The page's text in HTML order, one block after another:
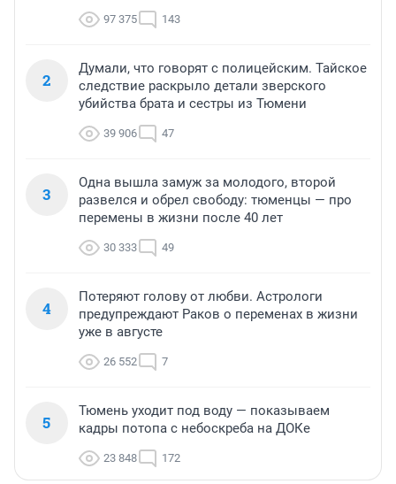
97 375 143
2
Думали, что говорят с полицейским. Тайское
следствие раскрыло детали зверского
убийства брата и сестры из Тюмени
39 906 47
3
Одна вышла замуж за молодого, второй
развелся и обрел свободу: тюменцы — про
перемены в жизни после 40 лет
30 333 49
4
Потеряют голову от любви. Астрологи
предупреждают Раков о переменах в жизни
уже в августе
26 552 7
5
Тюмень уходит под воду — показываем
кадры потопа с небоскреба на ДОКе
23 848 172